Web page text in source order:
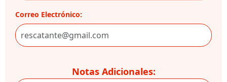
Correo Electrónico:
Notas Adicionales: